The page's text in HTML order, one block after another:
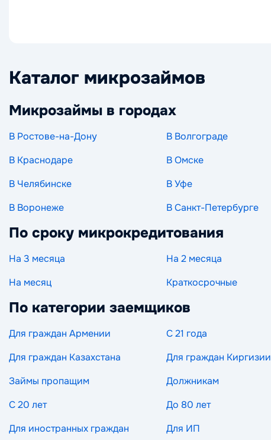
Каталог микрозаймов
Микрозаймы в городах
В Ростове-на-Дону В Волгограде
В Краснодаре
В Омске
В Челябинске
В Уфе
В Воронеже
В Санкт-Петербурге
По сроку микрокредитования
На 3 месяца На 2 месяца
На месяц
Краткосрочные
По категории заемщиков
Для граждан Армении С 21 года
Для граждан Казахстана
Для граждан Киргизии
Займы пропащим
Должникам
С 20 лет
До 80 лет
Для иностранных граждан
Для ИП